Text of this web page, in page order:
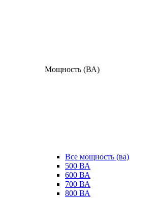
Мощность (ВА)
Все мощность (ва)
500 ВА
600 ВА
700 ВА
800 ВА